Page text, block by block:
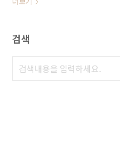
검색